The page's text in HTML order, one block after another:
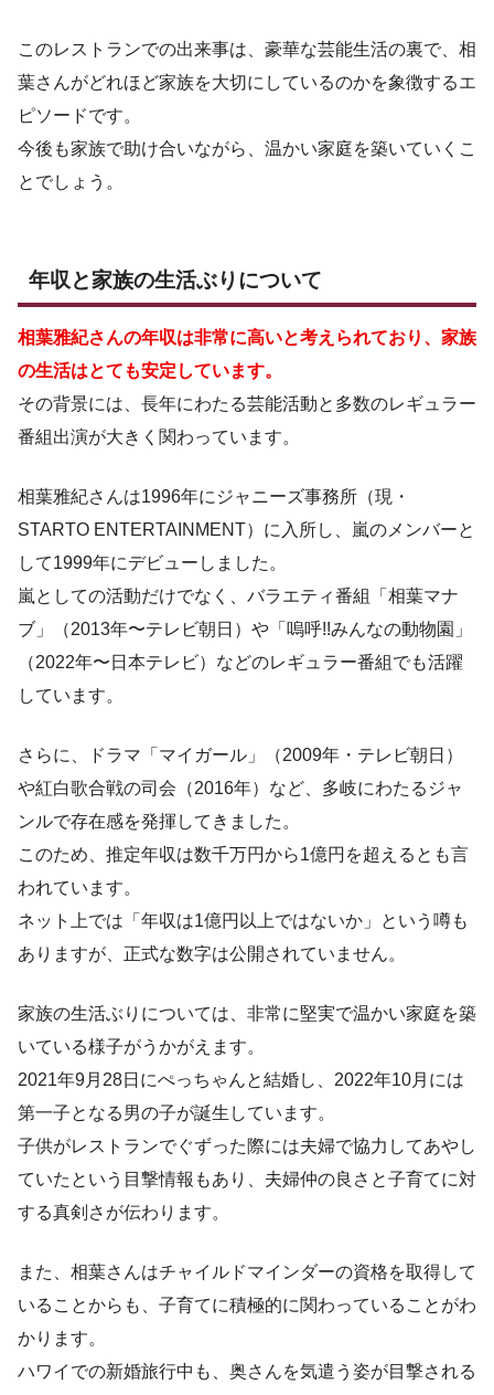
このレストランでの出来事は、豪華な芸能生活の裏で、相
葉さんがどれほど家族を大切にしているのかを象徴するエ
ピソードです。
今後も家族で助け合いながら、温かい家庭を築いていくこ
とでしょう。
年収と家族の生活ぶりについて
相葉雅紀さんの年収は非常に高いと考えられており、家族
の生活はとても安定しています。
その背景には、長年にわたる芸能活動と多数のレギュラー
番組出演が大きく関わっています。
相葉雅紀さんは1996年にジャニーズ事務所（現・
STARTO ENTERTAINMENT）に入所し、嵐のメンバーと
して1999年にデビューしました。
嵐としての活動だけでなく、バラエティ番組「相葉マナ
ブ」（2013年〜テレビ朝日）や「嗚呼!!みんなの動物園」
（2022年〜日本テレビ）などのレギュラー番組でも活躍
しています。
さらに、ドラマ「マイガール」（2009年・テレビ朝日）
や紅白歌合戦の司会（2016年）など、多岐にわたるジャ
ンルで存在感を発揮してきました。
このため、推定年収は数千万円から1億円を超えるとも言
われています。
ネット上では「年収は1億円以上ではないか」という噂も
ありますが、正式な数字は公開されていません。
家族の生活ぶりについては、非常に堅実で温かい家庭を築
いている様子がうかがえます。
2021年9月28日にぺっちゃんと結婚し、2022年10月には
第一子となる男の子が誕生しています。
子供がレストランでぐずった際には夫婦で協力してあやし
ていたという目撃情報もあり、夫婦仲の良さと子育てに対
する真剣さが伝わります。
また、相葉さんはチャイルドマインダーの資格を取得して
いることからも、子育てに積極的に関わっていることがわ
かります。
ハワイでの新婚旅行中も、奥さんを気遣う姿が目撃される